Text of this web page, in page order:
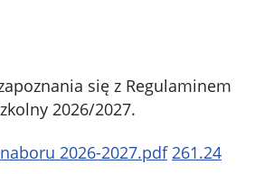
się z Regulaminem
2026/2027.
2026-2027.pdf 261.24